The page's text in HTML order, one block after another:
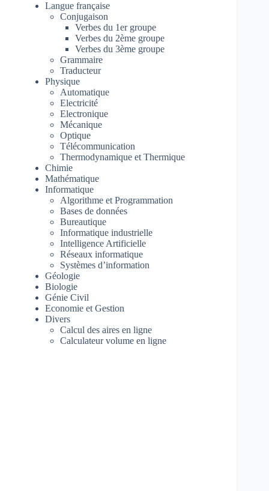
Langue française
Conjugaison
Verbes du 1er groupe
Verbes du 2ème groupe
Verbes du 3ème groupe
Grammaire
Traducteur
Physique
Automatique
Electricité
Electronique
Mécanique
Optique
Télécommunication
Thermodynamique et Thermique
Chimie
Mathématique
Informatique
Algorithme et Programmation
Bases de données
Bureautique
Informatique industrielle
Intelligence Artificielle
Réseaux informatique
Systèmes d’information
Géologie
Biologie
Génie Civil
Economie et Gestion
Divers
Calcul des aires en ligne
Calculateur volume en ligne